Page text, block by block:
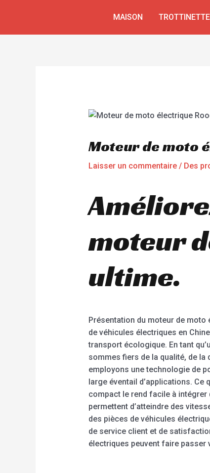
MAISON
Moteur de moto
Laisser un commentaire / Des
moteur
ultime.
Présentation du moteur de
de véhicules électriques en
transport écologique. En tant
sommes fiers de la qualité, de
employons une technologie de
large éventail d’applications.
compact le rend facile à intégrer
permettent d’atteindre des
des pièces de véhicules
de service client et de
électriques peuvent faire passer